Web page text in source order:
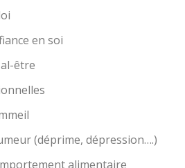
en soi
être
(déprime, dépression….)
alimentaire